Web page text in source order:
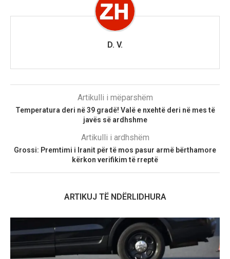
D. V.
Artikulli i mëparshëm
Temperatura deri në 39 gradë! Valë e nxehtë deri në mes të
javës së ardhshme
Artikulli i ardhshëm
Grossi: Premtimi i Iranit për të mos pasur armë bërthamore
kërkon verifikim të rreptë
ARTIKUJ TË NDËRLIDHURA